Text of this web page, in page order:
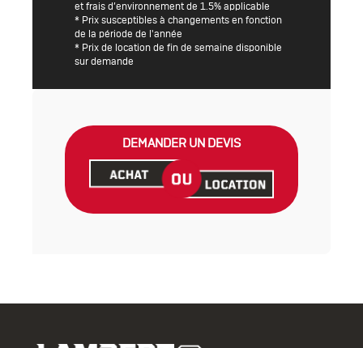
et frais d’environnement de 1.5% applicable
* Prix susceptibles à changements en fonction
de la période de l'année
* Prix de location de fin de semaine disponible
sur demande
DEMANDER UN DEVIS